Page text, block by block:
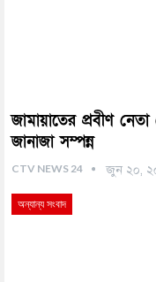
জামায়াতের প্রবীণ
জানাজা সম্পন্ন
CTV NEWS 24 জুন ২০,
অন্যান্য সংবাদ